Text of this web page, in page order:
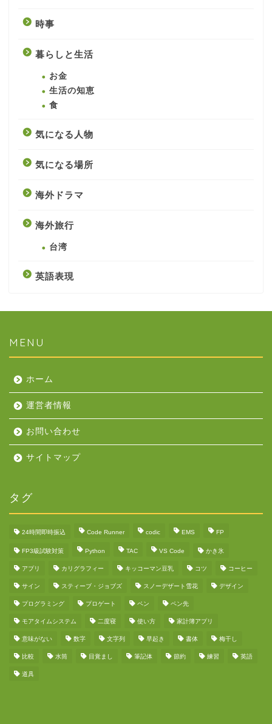
時事
暮らしと生活
お金
生活の知恵
食
気になる人物
気になる場所
海外ドラマ
海外旅行
台湾
英語表現
MENU
ホーム
運営者情報
お問い合わせ
サイトマップ
タグ
24時間即時振込 Code Runner codic EMS FP
FP3級試験対策 Python TAC VS Code かき氷
アプリ カリグラフィー キッコーマン豆乳 コツ コーヒー
サイン スティーブ・ジョブズ スノーデザート雪花 デザイン
プログラミング プロゲート ペン ペン先
モアタイムシステム 二度寝 使い方 家計簿アプリ
意味がない 数字 文字列 早起き 書体 梅干し
比較 水筒 目覚まし 筆記体 節約 練習 英語
道具